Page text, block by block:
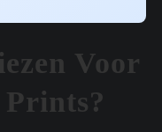
Voor
Prints?